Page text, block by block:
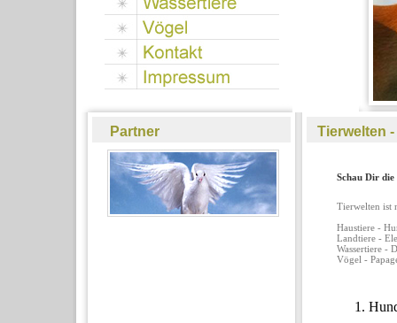
Partner Tierwelten
Schau Dir
Tierwelten ist
Haustiere -
Landtiere -
Wassertiere -
Vögel -
1.